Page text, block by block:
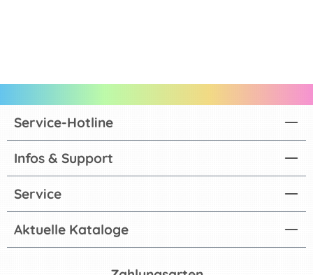
Aktuelle Kataloge
Service-Hotline
Infos & Support
Service